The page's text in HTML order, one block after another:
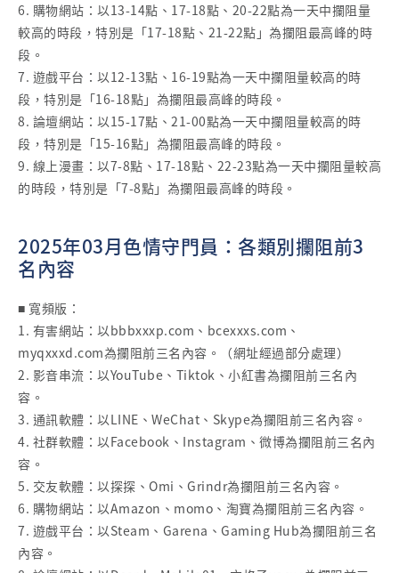
6. 購物網站：以13-14點、17-18點、20-22點為一天中攔阻量
較高的時段，特別是「17-18點、21-22點」為攔阻最高峰的時
段。
7. 遊戲平台：以12-13點、16-19點為一天中攔阻量較高的時
段，特別是「16-18點」為攔阻最高峰的時段。
8. 論壇網站：以15-17點、21-00點為一天中攔阻量較高的時
段，特別是「15-16點」為攔阻最高峰的時段。
9. 線上漫畫：以7-8點、17-18點、22-23點為一天中攔阻量較高
的時段，特別是「7-8點」為攔阻最高峰的時段。
2025年03月色情守門員：各類別攔阻前3
名內容
■ 寬頻版：
1. 有害網站：以bbbxxxp.com、bcexxxs.com、
myqxxxd.com為攔阻前三名內容。（網址經過部分處理）
2. 影音串流：以YouTube、Tiktok、小紅書為攔阻前三名內
容。
3. 通訊軟體：以LINE、WeChat、Skype為攔阻前三名內容。
4. 社群軟體：以Facebook、Instagram、微博為攔阻前三名內
容。
5. 交友軟體：以探探、Omi、Grindr為攔阻前三名內容。
6. 購物網站：以Amazon、momo、淘寶為攔阻前三名內容。
7. 遊戲平台：以Steam、Garena、Gaming Hub為攔阻前三名
內容。